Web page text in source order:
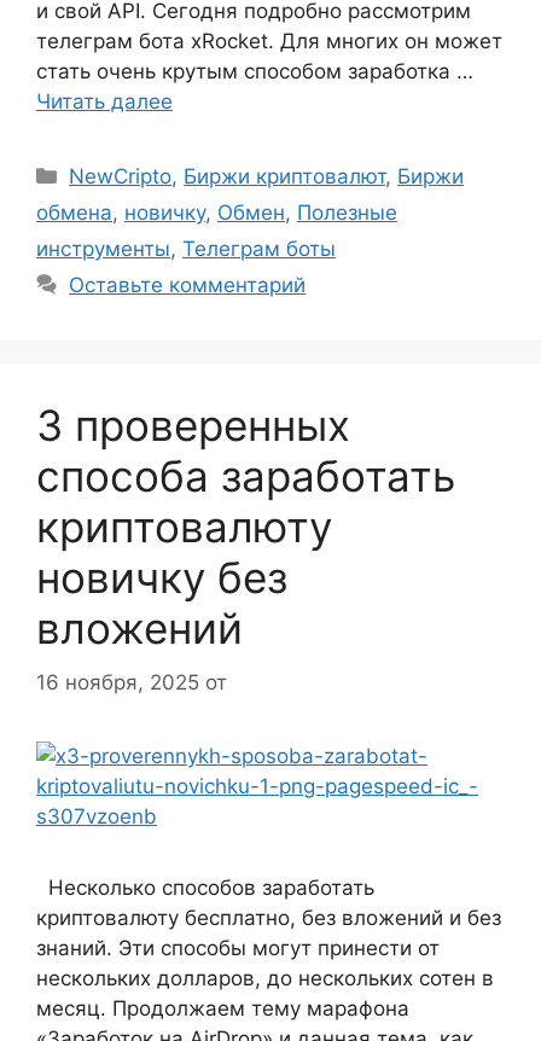
и свой API. Сегодня подробно рассмотрим
телеграм бота xRocket. Для многих он может
стать очень крутым способом заработка …
Читать далее
Рубрики
NewCripto, Биржи криптовалют, Биржи
обмена, новичку, Обмен, Полезные
инструменты, Телеграм боты
Оставьте комментарий
3 проверенных
способа заработать
криптовалюту
новичку без
вложений
16 ноября, 2025 от
Несколько способов заработать
криптовалюту бесплатно, без вложений и без
знаний. Эти способы могут принести от
нескольких долларов, до нескольких сотен в
месяц. Продолжаем тему марафона